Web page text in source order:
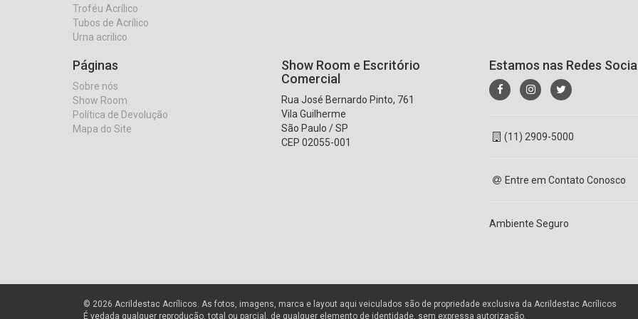
Troféu Acrílico
Tubos de Acrílico
Urna acrilico
Páginas
Sobre nós
Show Room
Política de Devolução
Mapa do Site
Show Room e Escritório
Comercial
Rua José Bernardo Pinto, 761
Vila Guilherme
São Paulo / SP
CEP 02055-001
Estamos nas Redes
(11) 2909-5000
Entre em Contato Conosco
Ambiente Seguro
© 2026 Acrildestac Acrílicos. As fotos, imagens, marca e layout aqui veiculados são de propriedade exclusiva da Acrildestac Acrílicos
É vedada qualquer reprodução, total ou parcial, de qualquer elemento de identidade, sem expressa autorização.